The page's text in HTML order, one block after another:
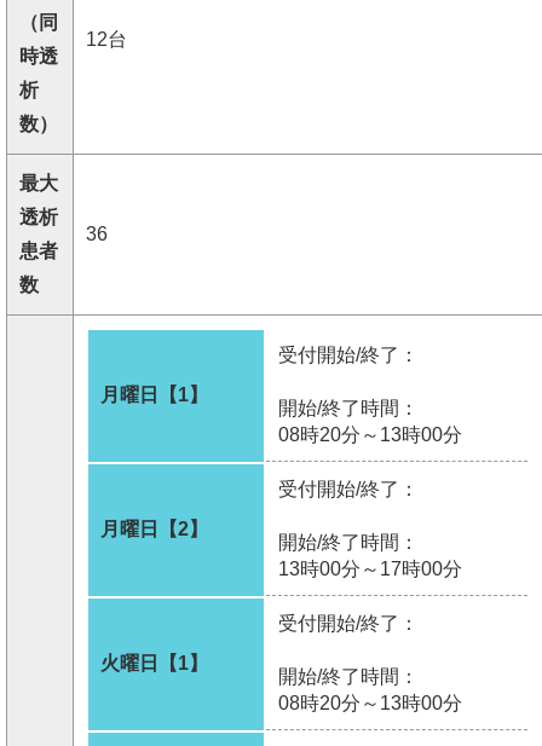
（同
時透
析
数）
12台
最大
透析
患者
数
36
月曜日【1】
受付開始/終了：
開始/終了時間：
08時20分～13時00分
月曜日【2】
受付開始/終了：
開始/終了時間：
13時00分～17時00分
火曜日【1】
受付開始/終了：
開始/終了時間：
08時20分～13時00分